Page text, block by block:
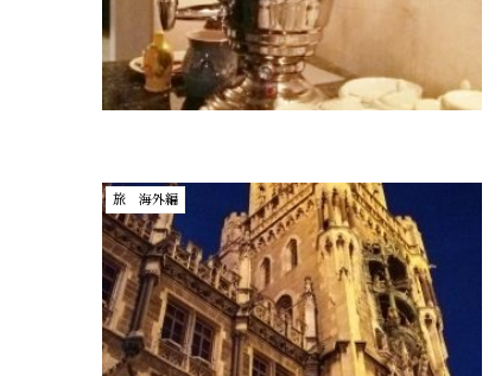
旅 海外編